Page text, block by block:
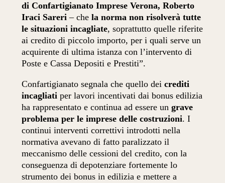
di Confartigianato Imprese Verona, Roberto
Iraci Sareri – chela norma non risolverà tutte
le situazioni incagliate, soprattutto quelle riferite
ai credito di piccolo importo, per i quali serve un
acquirente di ultima istanza con l’intervento di
Poste e Cassa Depositi e Prestiti”.
Confartigianato segnala che quello dei crediti
incagliati per lavori incentivati dai bonus edilizia
ha rappresentato e continua ad essere un grave
problema per le imprese delle costruzioni. I
continui interventi correttivi introdotti nella
normativa avevano di fatto paralizzato il
meccanismo delle cessioni del credito, con la
conseguenza di depotenziare fortemente lo
strumento dei bonus in edilizia e mettere a